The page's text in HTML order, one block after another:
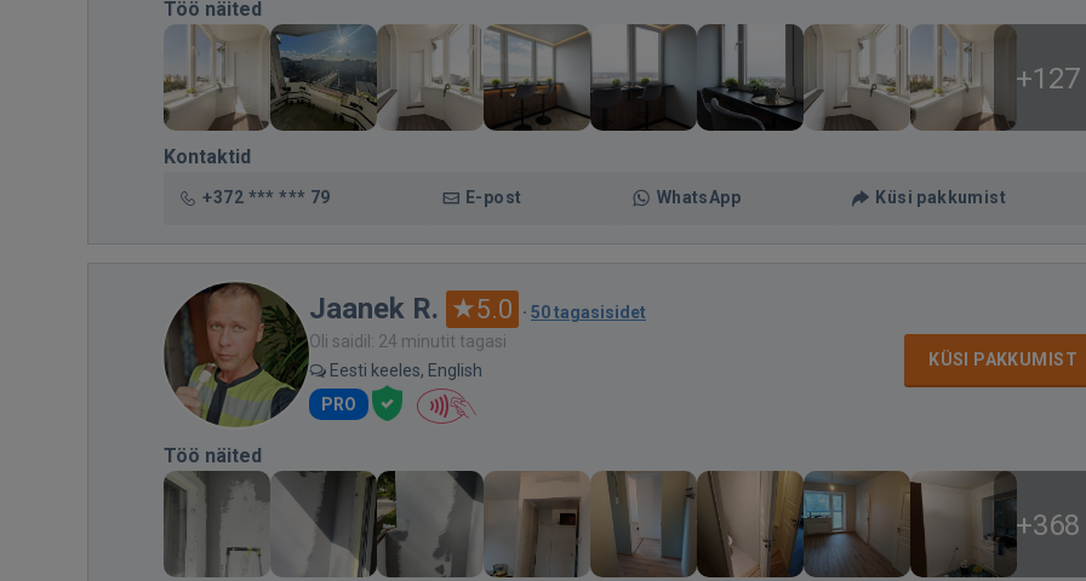
Töö näited
+127
Kontaktid
+372 *** *** 79 E-post WhatsApp Küsi pakkumist
Jaanek R. 5.0 · 50 tagasisidet
Oli saidil: 24 minutit tagasi
Eesti keeles, English
PRO
KÜSI PAKKUMIST
Töö näited
+368